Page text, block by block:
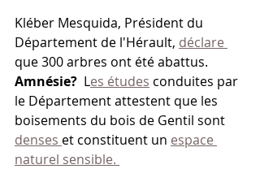
Kléber Mesquida, Président du
Département de l'Hérault, déclare
que 300 arbres ont été abattus.
Amnésie?
  L
es études conduites par
le Département attestent que les
boisements du bois de Gentil sont
denses et constituent un espace
naturel sensible.